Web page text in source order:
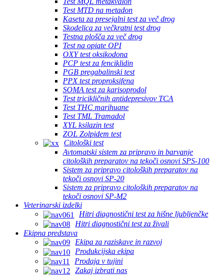
Test MTD na metadon
Kaseta za presejalni test za več drog
Skodelica za večkratni test drog
Testna plošča za več drog
Test na opiate OPI
OXY test oksikodona
PCP test za fenciklidin
PGB pregabalinski test
PPX test proproksifena
SOMA test za karisoprodol
Test tricikličnih antidepresivov TCA
Test THC marihuane
Test TML Tramadol
XYL ksilazin test
ZOL Zolpidem test
Citološki test
Avtomatski sistem za pripravo in barvanje
citoloških preparatov na tekoči osnovi SPS-100
Sistem za pripravo citoloških preparatov na
tekoči osnovi SP-20
Sistem za pripravo citoloških preparatov na
tekoči osnovi SP-M2
Veterinarski izdelki
Hitri diagnostični test za hišne ljubljenčke
Hitri diagnostični test za živali
Ekipna predstava
Ekipa za raziskave in razvoj
Produkcijska ekipa
Prodaja v tujini
Zakaj izbrati nas